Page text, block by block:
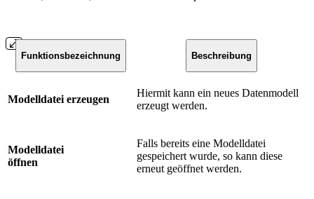
Funktionsbezeichnung Beschreibung
Modelldatei erzeugen
Hiermit kann ein neues Datenmodell
erzeugt werden.
Modelldatei
öffnen
Falls bereits eine Modelldatei
gespeichert wurde, so kann diese
erneut geöffnet werden.